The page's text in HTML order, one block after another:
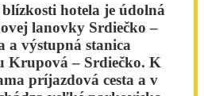
hotela je údolná
lanovky Srdiečko –
a výstupná stanica
Krupová – Srdiečko. K
príjazdová cesta a v